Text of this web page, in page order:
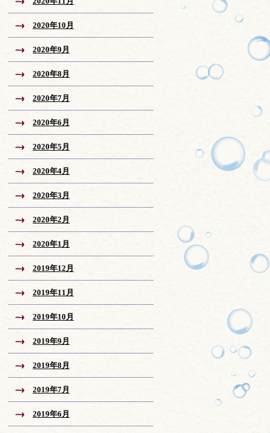
2020年10月
2020年9月
2020年8月
2020年7月
2020年6月
2020年5月
2020年4月
2020年3月
2020年2月
2020年1月
2019年12月
2019年11月
2019年10月
2019年9月
2019年8月
2019年7月
2019年6月